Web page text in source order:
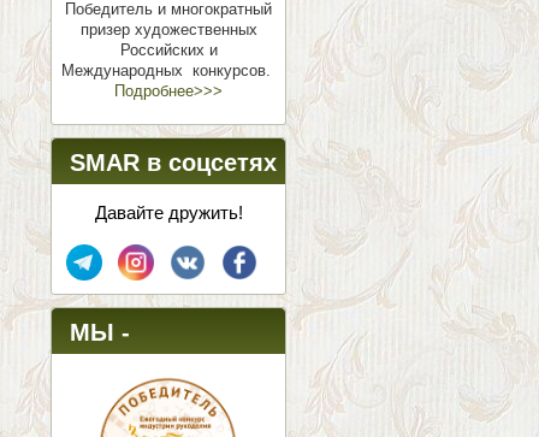
Победитель и многократный
призер художественных
Российских и
Международных конкурсов.
Подробнее>>>
SMAR в соцсетях
Давайте дружить!
МЫ -
ПОБЕДИТЕЛИ!